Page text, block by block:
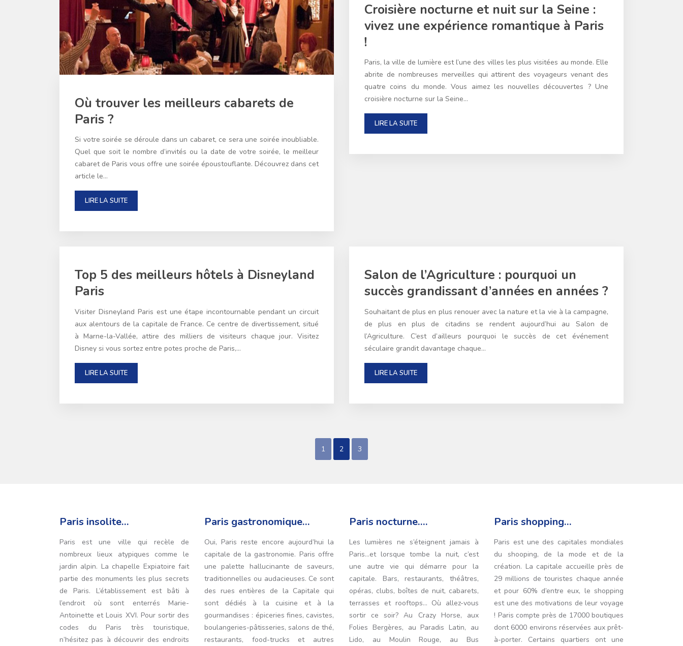
Où trouver les meilleurs cabarets de
Paris ?
Si votre soirée se déroule dans un cabaret, ce sera une soirée inoubliable.
Quel que soit le nombre d’invités ou la date de votre soirée, le meilleur
cabaret de Paris vous offre une soirée époustouflante. Découvrez dans cet
article le…
LIRE LA SUITE
Croisière nocturne et nuit sur la Seine :
vivez une expérience romantique à Paris
!
Paris, la ville de lumière est l’une des villes les plus visitées au monde. Elle
abrite de nombreuses merveilles qui attirent des voyageurs venant des
quatre coins du monde. Vous aimez les nouvelles découvertes ? Une
croisière nocturne sur la Seine…
LIRE LA SUITE
Top 5 des meilleurs hôtels à Disneyland
Paris
Visiter Disneyland Paris est une étape incontournable pendant un circuit
aux alentours de la capitale de France. Ce centre de divertissement, situé
à Marne-la-Vallée, attire des milliers de visiteurs chaque jour. Visitez
Disney si vous sortez entre potes proche de Paris,…
LIRE LA SUITE
Salon de l’Agriculture : pourquoi un
succès grandissant d’années en années ?
Souhaitant de plus en plus renouer avec la nature et la vie à la campagne,
de plus en plus de citadins se rendent aujourd’hui au Salon de
l’Agriculture. C’est d’ailleurs pourquoi le succès de cet événement
séculaire grandit davantage chaque…
LIRE LA SUITE
1 2 3
Paris insolite…
Paris est une ville qui recèle de
nombreux lieux atypiques comme le
jardin alpin. La chapelle Expiatoire fait
partie des monuments les plus secrets
de Paris. L’établissement est bâti à
l’endroit où sont enterrés Marie-
Antoinette et Louis XVI. Pour sortir des
codes du Paris très touristique,
n’hésitez pas à découvrir des endroits
Paris gastronomique…
Oui, Paris reste encore aujourd’hui la
capitale de la gastronomie. Paris offre
une palette hallucinante de saveurs,
traditionnelles ou audacieuses. Ce sont
des rues entières de la Capitale qui
sont dédiés à la cuisine et à la
gourmandises : épiceries fines, cavistes,
boulangeries-pâtisseries, salons de thé,
restaurants, food-trucks et autres
Paris nocturne….
Les lumières ne s’éteignent jamais à
Paris…et lorsque tombe la nuit, c’est
une autre vie qui démarre pour la
capitale. Bars, restaurants, théâtres,
opéras, clubs, boîtes de nuit, cabarets,
terrasses et rooftops… Où allez-vous
sortir ce soir? Au Crazy Horse, aux
Folies Bergères, au Paradis Latin, au
Lido, au Moulin Rouge, au Bus
Paris shopping…
Paris est une des capitales mondiales
du shooping, de la mode et de la
création. La capitale accueille près de
29 millions de touristes chaque année
et pour 60% d’entre eux, le shopping
est une des motivations de leur voyage
! Paris compte près de 17000 boutiques
dont 6000 environs réservées aux prêt-
à-porter. Certains quartiers ont une